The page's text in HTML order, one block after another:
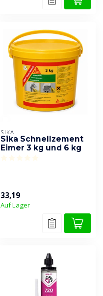
SIKA
Sika Schnellzement
Eimer 3 kg und 6 kg
33,19
Auf Lager